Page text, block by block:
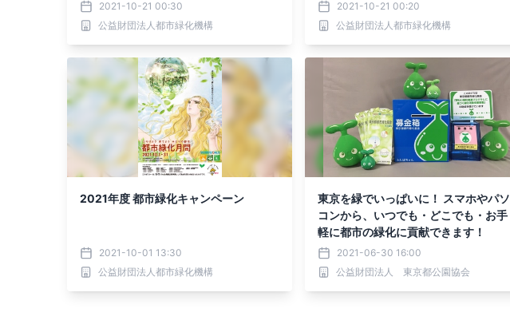
2021-10-21 00:30
公益財団法人都市緑化機構
2021-10-21 00:20
公益財団法人都市緑化機構
2021年度 都市緑化キャンペーン
2021-10-01 13:30
公益財団法人都市緑化機構
東京を緑でいっぱいに！ スマホやパソ
コンから、いつでも・どこでも・お手
軽に都市の緑化に貢献できます！
2021-06-30 16:00
公益財団法人 東京都公園協会